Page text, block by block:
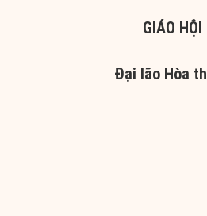
GIÁO
Đại lão Hòa